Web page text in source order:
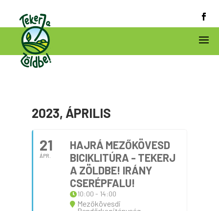
2023, ÁPRILIS
21
ÁPR.
HAJRÁ MEZŐKÖVESD
BICIKLITÚRA - TEKERJ
A ZÖLDBE! IRÁNY
CSERÉPFALU!
10:00 - 14:00
Mezőkövesdi